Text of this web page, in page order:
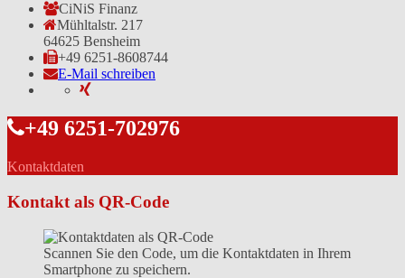
CiNiS Finanz
Mühltalstr. 217
64625 Bensheim
+49 6251-8608744
E-Mail schreiben
+49 6251-702976
Kontaktdaten
Kontakt als QR-Code
Scannen Sie den Code, um die Kontaktdaten in Ihrem
Smartphone zu speichern.